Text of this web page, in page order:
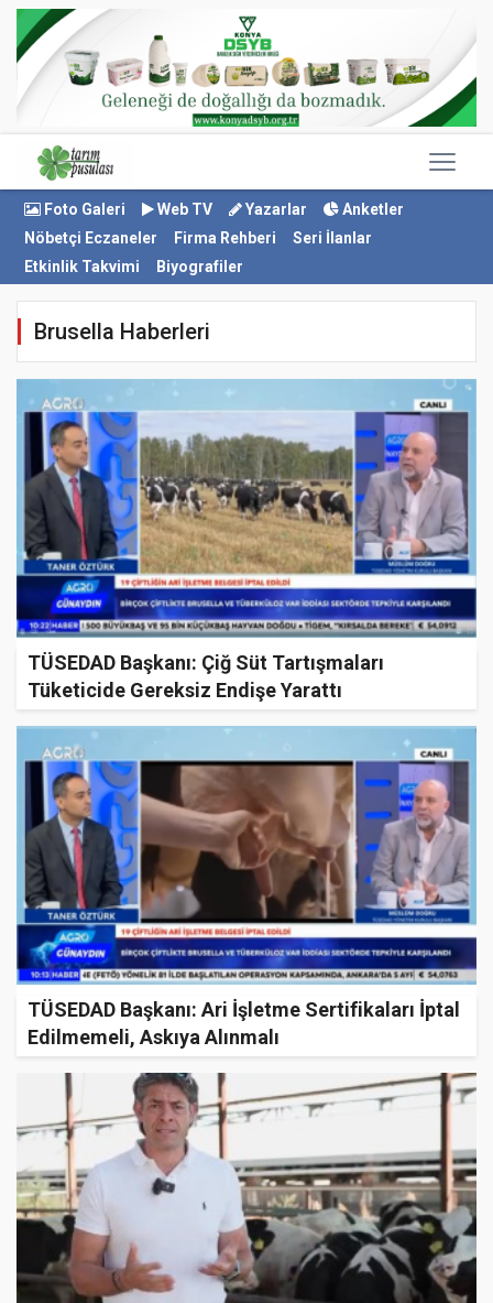
Foto Galeri Web TV Yazarlar
Anketler
Nöbetçi Eczaneler
Firma Rehberi
Seri İlanlar
Etkinlik Takvimi
Biyografiler
Brusella Haberleri
TÜSEDAD Başkanı: Çiğ Süt Tartışmaları
Tüketicide Gereksiz Endişe Yarattı
TÜSEDAD Başkanı: Ari İşletme Sertifikaları İptal
Edilmemeli, Askıya Alınmalı